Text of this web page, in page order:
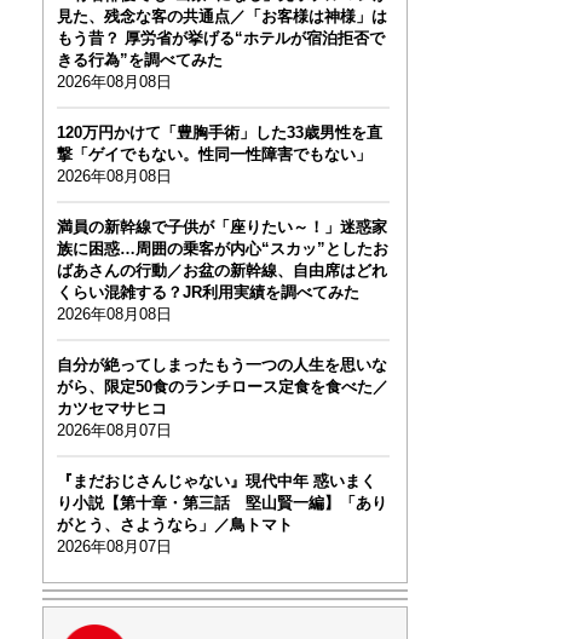
見た、残念な客の共通点／「お客様は神様」は
もう昔？ 厚労省が挙げる“ホテルが宿泊拒否で
きる行為”を調べてみた
2026年08月08日
120万円かけて「豊胸手術」した33歳男性を直
撃「ゲイでもない。性同一性障害でもない」
2026年08月08日
満員の新幹線で子供が「座りたい～！」迷惑家
族に困惑…周囲の乗客が内心“スカッ”としたお
ばあさんの行動／お盆の新幹線、自由席はどれ
くらい混雑する？JR利用実績を調べてみた
2026年08月08日
自分が絶ってしまったもう一つの人生を思いな
がら、限定50食のランチロース定食を食べた／
カツセマサヒコ
2026年08月07日
『まだおじさんじゃない』現代中年 惑いまく
り小説【第十章・第三話 堅山賢一編】「あり
がとう、さようなら」／鳥トマト
2026年08月07日